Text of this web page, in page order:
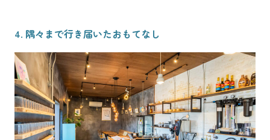
4. 隅々まで行き届いたおもてなし